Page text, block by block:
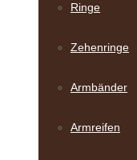
Ringe
Zehenringe
Armbänder
Armreifen